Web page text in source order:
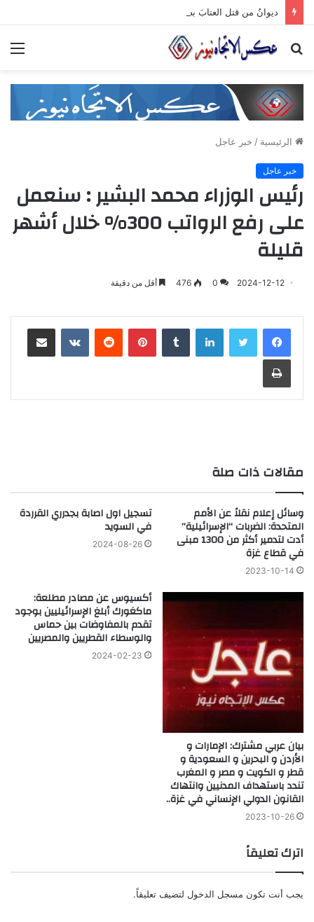
ديوانُ من قتل العتابَ بصمته.. ومضى خلف الأبوابِ يجرُّ ماضيه
بحث
الرئيسية / خبر عاجل
خبر عاجل
رئيس الوزراء محمد البشير : سنعمل
على رفع الرواتب 300% خلال أشهر
قليلة
2024-12-12
0
476 أقل من دقيقة
لينكدإن بينتيريست
مقالات ذات صلة
وسائل إعلام نقلاً عن الأمم
المتحدة: الضربات “الإسرائيلية”
أدت لتدمير أكثر من 1300 مبنى
في قطاع غزة
2023-10-14
تسجيل اول اصابة بجدرري القرردة
في السويد
2024-08-26
بيان عربي مشترك: الإمارات و
الأردن و البحرين و السعودية و
قطر و الكويت و مصر و المغرب
تندد باستهداف المدنيين وانتهاك
القانون الدولي الإنساني في غزة..
2023-10-26
أكسيوس عن مصادر مطلعة:
ماكغورك أبلغ الإسرائيليين بوجود
تقدم بالمفاوضات بين حماس
والوسطاء القطريين والمصريين
2024-02-23
اترك تعليقاً
يجب أنت تكون مسجل الدخول لتضيف تعليقاً.